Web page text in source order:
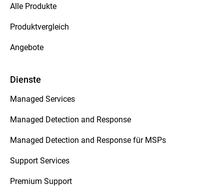
Alle Produkte
Produktvergleich
Angebote
Dienste
Managed Services
Managed Detection and Response
Managed Detection and Response für MSPs
Support Services
Premium Support